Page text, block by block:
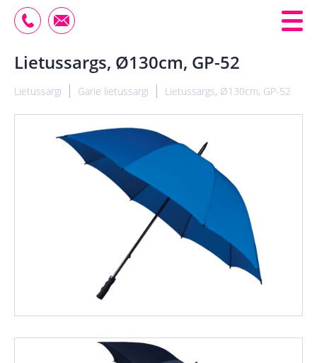
Lietussargs, Ø130cm, GP-52
Lietussargi Garie lietussargi Lietussargs, Ø130cm, GP-52